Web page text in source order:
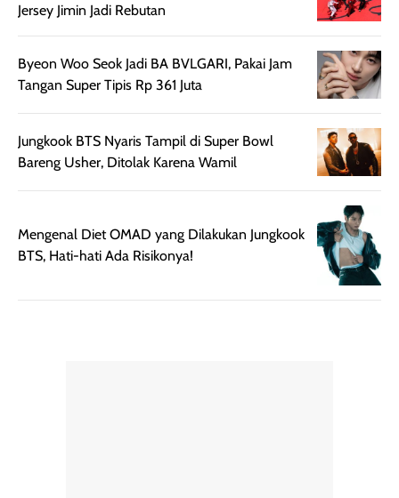
Jersey Jimin Jadi Rebutan
Byeon Woo Seok Jadi BA BVLGARI, Pakai Jam
Tangan Super Tipis Rp 361 Juta
Jungkook BTS Nyaris Tampil di Super Bowl
Bareng Usher, Ditolak Karena Wamil
Mengenal Diet OMAD yang Dilakukan Jungkook
BTS, Hati-hati Ada Risikonya!